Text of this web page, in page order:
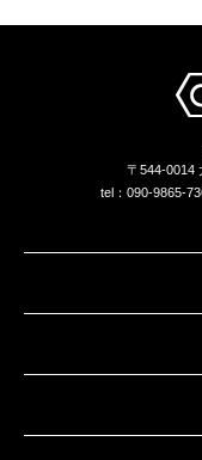
〒544-0014
tel：090-9865-